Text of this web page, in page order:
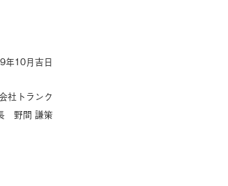
年10月吉日
社トランク
野間 謙策